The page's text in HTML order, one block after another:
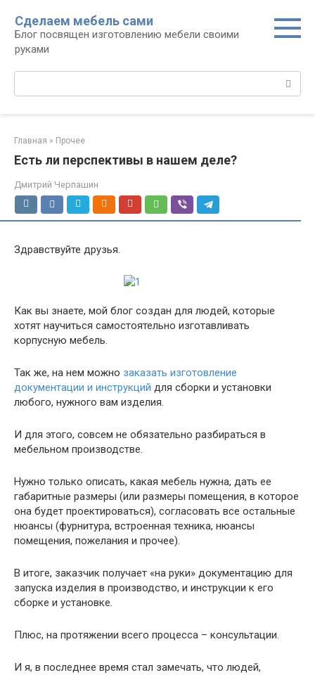
контенту
Сделаем мебель сами
Блог посвящен изготовлению мебели своими
руками
Главная » Прочее
Есть ли перспективы в нашем деле?
Дмитрий Черпашин
Здравствуйте друзья.
Как вы знаете, мой блог создан для людей, которые
хотят научиться самостоятельно изготавливать
корпусную мебель.
Так же, на нем можно заказать изготовление
документации и инструкций для сборки и установки
любого, нужного вам изделия.
И для этого, совсем не обязательно разбираться в
мебельном производстве.
Нужно только описать, какая мебель нужна, дать ее
габаритные размеры (или размеры помещения, в которое
она будет проектироваться), согласовать все остальные
нюансы (фурнитура, встроенная техника, нюансы
помещения, пожелания и прочее).
В итоге, заказчик получает «на руки» документацию для
запуска изделия в производство, и инструкции к его
сборке и установке.
Плюс, на протяжении всего процесса – консультации.
И я, в последнее время стал замечать, что людей,